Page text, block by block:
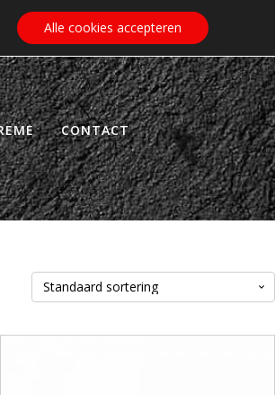
WINKELWAGEN 0.00
CONTACT
Alle cookies accepteren